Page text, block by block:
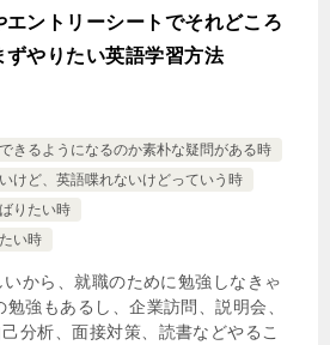
エントリーシートでそれどころ
ずやりたい英語学習方法
きるようになるのか素朴な疑問がある時
けど、英語喋れないけどっていう時
りたい時
い時
から、就職のために勉強しなきゃ
強もあるし、企業訪問、説明会、
分析、面接対策、読書などやるこ